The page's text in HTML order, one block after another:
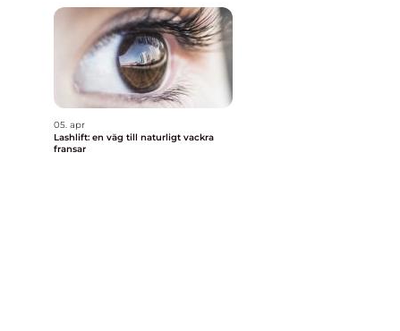
05. apr
Lashlift: en väg till naturligt vackra
fransar